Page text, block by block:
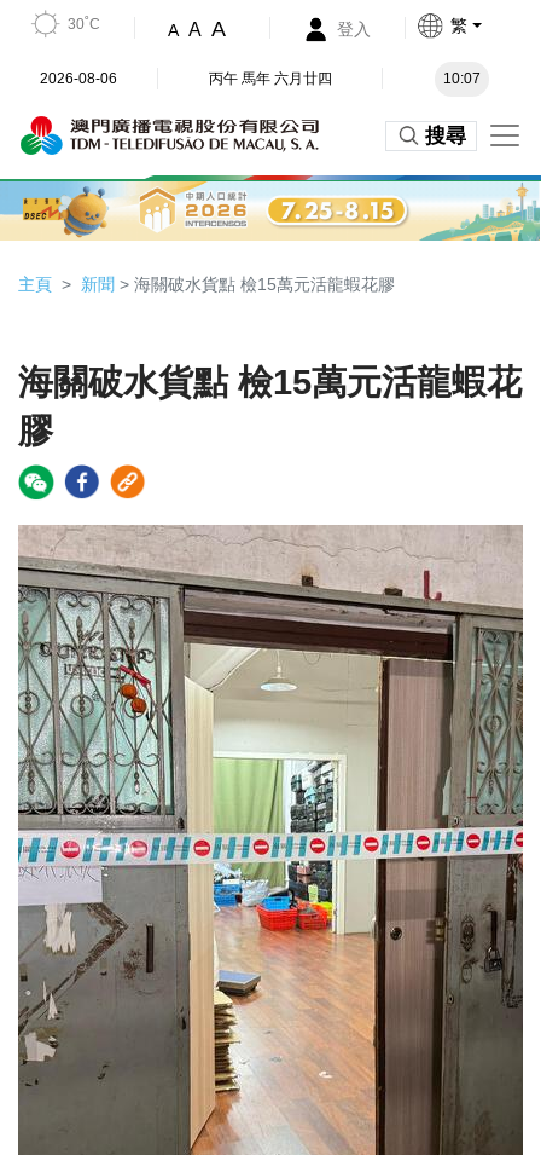
30˚C A A A 登入 繁
2026-08-06 丙午 馬年 六月廿四 10:07
搜尋
主頁 新聞 > 海關破水貨點 檢15萬元活龍蝦花膠
海關破水貨點 檢15萬元活龍蝦花
膠